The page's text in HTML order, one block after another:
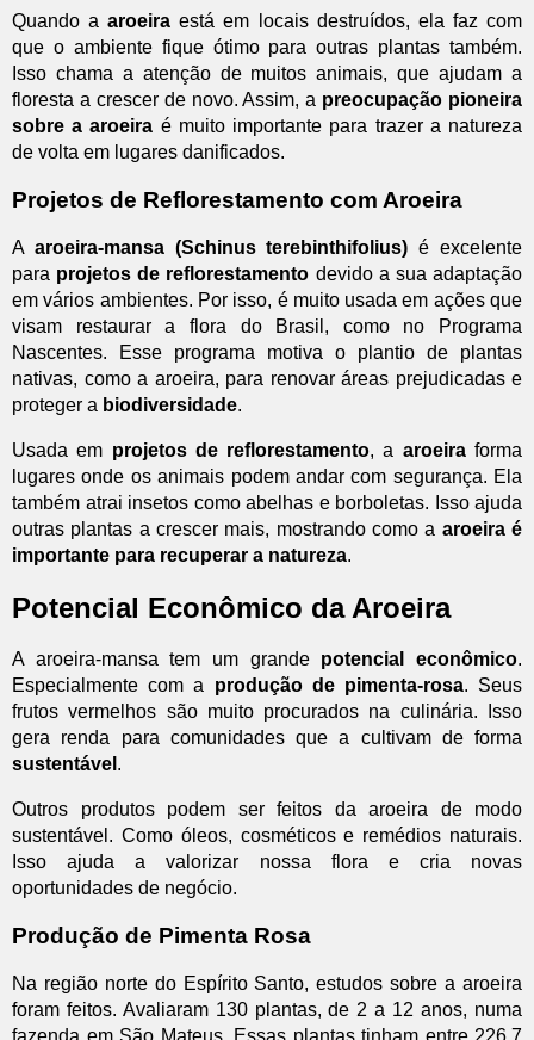
Quando aaroeira está em locais destruídos, ela faz com
que o ambiente fique ótimo para outras plantas também.
Isso chama a atenção de muitos animais, que ajudam a
floresta a crescer de novo. Assim, a preocupação pioneira
sobre a aroeira é muito importante para trazer a natureza
de volta em lugares danificados.
Projetos de Reflorestamento com Aroeira
A aroeira-mansa (Schinus terebinthifolius) é excelente
para projetos de reflorestamento devido a sua adaptação
em vários ambientes. Por isso, é muito usada em ações que
visam restaurar a flora do Brasil, como no Programa
Nascentes. Esse programa motiva o plantio de plantas
nativas, como a aroeira, para renovar áreas prejudicadas e
proteger a biodiversidade.
Usada em projetos de reflorestamento, a aroeiraforma
lugares onde os animais podem andar com segurança. Ela
também atrai insetos como abelhas e borboletas. Isso ajuda
outras plantas a crescer mais, mostrando como a aroeira é
importante para recuperar a natureza.
Potencial Econômico da Aroeira
A aroeira-mansa tem um grande potencial econômico.
Especialmente com a produção de pimenta-rosa. Seus
frutos vermelhos são muito procurados na culinária. Isso
gera renda para comunidades que a cultivam de forma
sustentável .
Outros produtos podem ser feitos da aroeira de modo
sustentável. Como óleos, cosméticos e remédios naturais.
Isso ajuda a valorizar nossa flora e cria novas
oportunidades de negócio.
Produção de Pimenta Rosa
Na região norte do Espírito Santo, estudos sobre a aroeira
foram feitos. Avaliaram 130 plantas, de 2 a 12 anos, numa
fazenda em São Mateus. Essas plantas tinham entre 226,7